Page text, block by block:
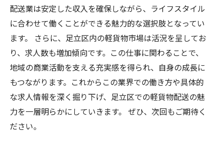
配送業は安定した収入を確保しながら、ライフスタイル
に合わせて働くことができる魅力的な選択肢となってい
ます。 さらに、足立区内の軽貨物市場は活況を呈してお
り、求人数も増加傾向です。この仕事に関わることで、
地域の商業活動を支える充実感を得られ、自身の成長に
もつながります。これからこの業界での働き方や具体的
な求人情報を深く掘り下げ、足立区での軽貨物配送の魅
力を一層明らかにしていきます。 ぜひ、次回もご期待く
ださい。